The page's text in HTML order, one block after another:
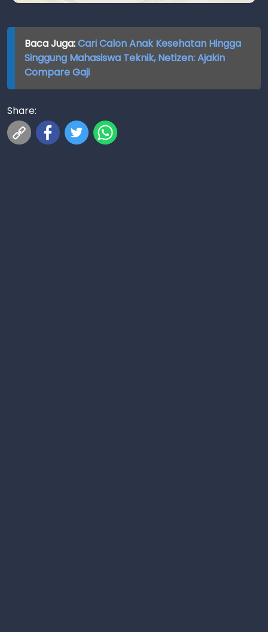
Baca Juga:Cari Calon Anak Kesehatan Hingga
Singgung Mahasiswa Teknik, Netizen: Ajakin
Compare Gaji
Share: